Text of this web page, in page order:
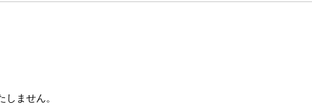
ません。